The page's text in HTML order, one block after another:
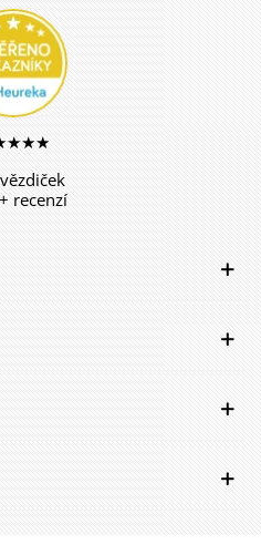
recenzí